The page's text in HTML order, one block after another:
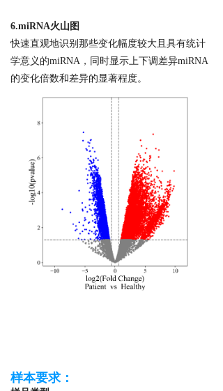
6.miRNA火山图
快速直观地识别那些变化幅度较大且具有统计
学意义的miRNA，同时显示上下调差异miRNA
的变化倍数和差异的显著程度。
样本要求：